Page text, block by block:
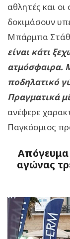
αθλητές και οι
δοκιμάσουν
Μπάρμπα
είναι κάτι
ατμόσφαιρα.
ποδηλατικό
Πραγματικά
ανέφερε
Παγκόσμιος
αγώνας